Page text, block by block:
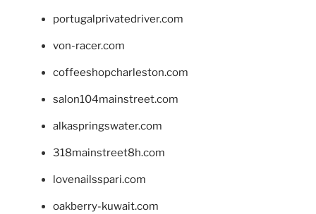
portugalprivatedriver.com
von-racer.com
coffeeshopcharleston.com
salon104mainstreet.com
alkaspringswater.com
318mainstreet8h.com
lovenailsspari.com
oakberry-kuwait.com